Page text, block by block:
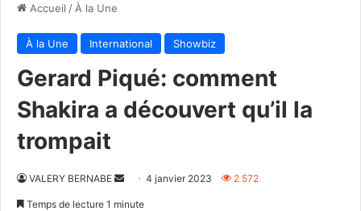
Accueil / À la Une
À la Une International Showbiz
Gerard Piqué: comment
Shakira a découvert qu’il la
trompait
VALERY BERNABE
Envoyer4 janvier 2023 2 572
Temps de lecture 1 minute